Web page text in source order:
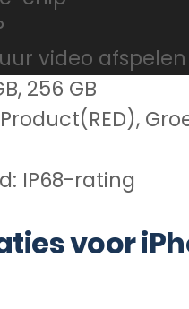
video afspelen
256 GB
IP68-rating
voor